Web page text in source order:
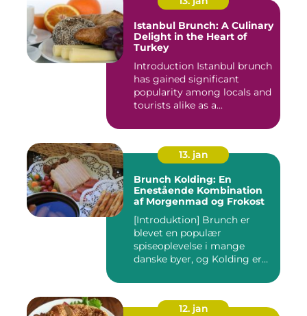
Istanbul Brunch: A Culinary
Delight in the Heart of
Turkey
Introduction Istanbul brunch
has gained significant
popularity among locals and
tourists alike as a...
13. jan
Brunch Kolding: En
Enestående Kombination
af Morgenmad og Frokost
[Introduktion] Brunch er
blevet en populær
spiseoplevelse i mange
danske byer, og Kolding er
12. jan